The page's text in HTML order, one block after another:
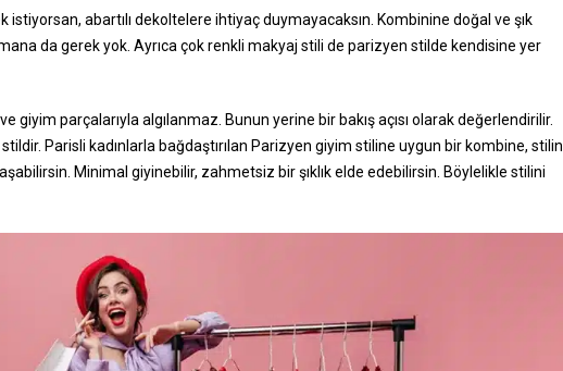
abartılı dekoltelere ihtiyaç duymayacaksın. Kombinine doğal ve şık
da gerek yok. Ayrıca çok renkli makyaj stili de parizyen stilde kendisine yer
giyim parçalarıyla algılanmaz. Bunun yerine bir bakış açısı olarak değerlendirilir.
Parisli kadınlarla bağdaştırılan Parizyen giyim stiline uygun bir kombine, stilin
Minimal giyinebilir, zahmetsiz bir şıklık elde edebilirsin. Böylelikle stilini